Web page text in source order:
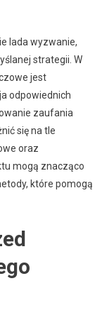
lada wyzwanie,
strategii. W
jest
odpowiednich
zaufania
się na tle
oraz
mogą znacząco
które pomogą